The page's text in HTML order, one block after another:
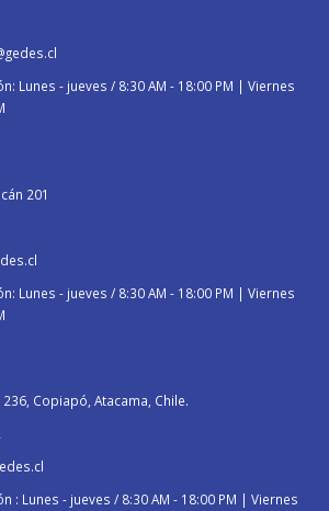
Lunes - jueves / 8:30 AM - 18:00 PM | Viernes
201
Lunes - jueves / 8:30 AM - 18:00 PM | Viernes
Copiapó, Atacama, Chile.
: Lunes - jueves / 8:30 AM - 18:00 PM | Viernes